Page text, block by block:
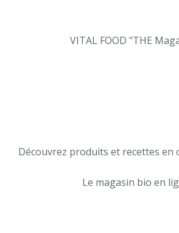
VITAL FOOD "THE
Découvrez produits et recettes en
Le magasin bio en